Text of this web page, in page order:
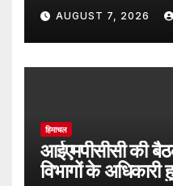
AUGUST 7, 2026
हिमाचल
आईएमपीसीसी की
विभागों के अधिकारी